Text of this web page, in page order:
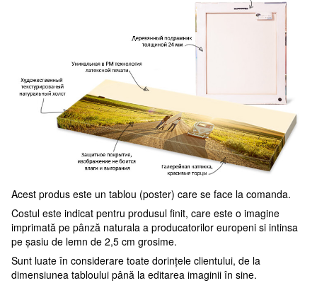
Acest produs este un tablou (poster) care se face la comanda.
Costul este indicat pentru produsul finit, care este o imagine
imprimată pe pânză naturala a producatorilor europeni si intinsa
pe șasiu de lemn de 2,5 cm grosime.
Sunt luate în considerare toate dorințele clientului, de la
dimensiunea tabloului până la editarea imaginii în sine.